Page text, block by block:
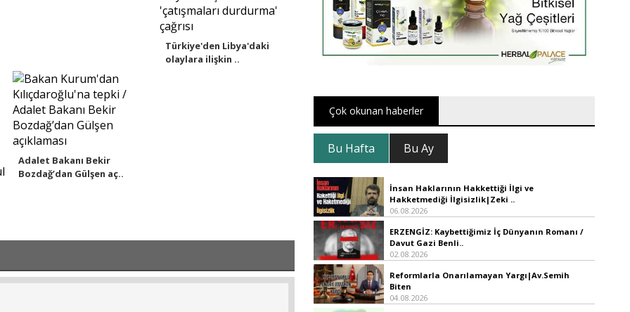
Türkiye'den Libya'daki
olaylara ilişkin ..
Adalet Bakanı Bekir
Bozdağ’dan Gülşen aç..
Çok okunan haberler
Bu Hafta Bu Ay
İnsan Haklarının Hakkettiği İlgi ve
Hakketmediği İlgisizlik|Zeki ..
06.08.2026
ERZENGİZ: Kaybettiğimiz İç Dünyanın Romanı /
Davut Gazi Benli..
02.08.2026
Reformlarla Onarılamayan Yargı|Av.Semih
Biten
04.08.2026